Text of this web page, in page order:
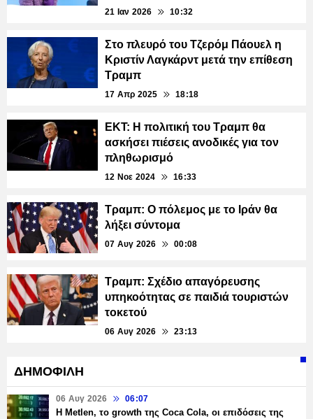
21 Ιαν 2026 10:32
Στο πλευρό του Τζερόμ Πάουελ η
Κριστίν Λαγκάρντ μετά την επίθεση
Τραμπ
17 Απρ 2025 18:18
ΕΚΤ: Η πολιτική του Τραμπ θα
ασκήσει πιέσεις ανοδικές για τον
πληθωρισμό
12 Νοε 2024 16:33
Τραμπ: Ο πόλεμος με το Ιράν θα
λήξει σύντομα
07 Αυγ 2026 00:08
Τραμπ: Σχέδιο απαγόρευσης
υπηκοότητας σε παιδιά τουριστών
τοκετού
06 Αυγ 2026 23:13
ΔΗΜΟΦΙΛΗ
06 Αυγ 2026 06:07
H Metlen, το growth της Coca Cola, οι επιδόσεις της